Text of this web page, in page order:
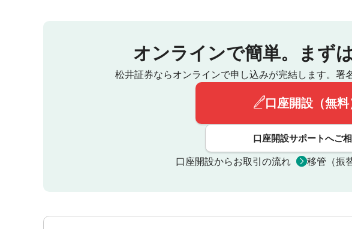
オンラインで簡単。 まず
松井証券ならオンラインで申し込みが完結します。 署
口座開設（無料
口座開設サポートへご
口座開設からお取引の流れ 移管（振